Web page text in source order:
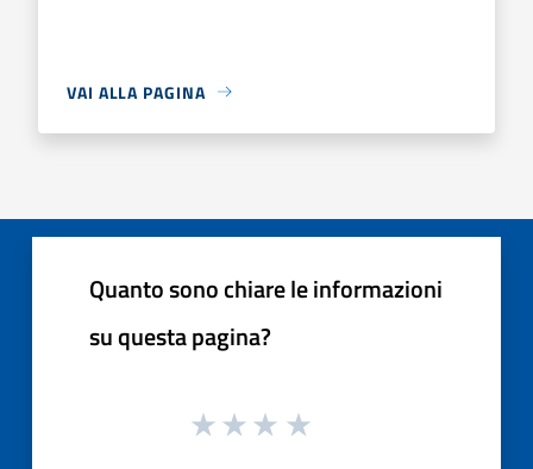
VAI ALLA PAGINA
Quanto sono chiare le informazioni
su questa pagina?